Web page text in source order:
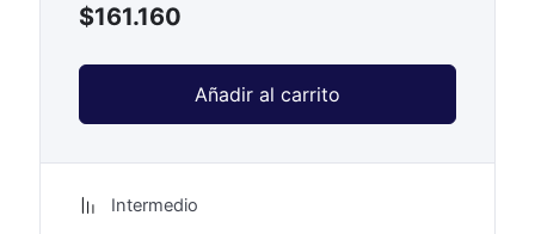
$161.160
Añadir al carrito
Intermedio